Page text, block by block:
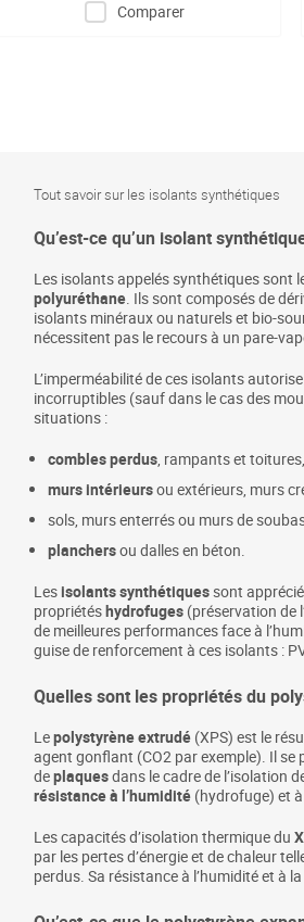
Comparer
Tout savoir sur les isolants synthétiques
Qu’est-ce qu’un isolant
Les isolants appelés synthétiques sont
polyuréthane. Ils sont composés de
isolants minéraux ou naturels et bio-
nécessitent pas le recours à un pare-
L’imperméabilité de ces isolants
incorruptibles (sauf dans le cas des
situations :
combles perdus, rampants et
murs intérieursou extérieurs, murs
sols, murs enterrés ou murs de
planchersou dalles en béton.
Lesisolants synthétiquessont
propriétéshydrofuges (préservation de
de meilleures performances face à
guise de renforcement à ces isolants :
Quelles sont les propriétés du
Lepolystyrène extrudé (XPS) est le
agent gonflant (CO2 par exemple). Il se
deplaquesdans le cadre de l’isolation
résistance à l’humidité (hydrofuge) et
Les capacités d’isolation thermique du
par les pertes d’énergie et de chaleur
perdus. Sa résistance à l’humidité et à